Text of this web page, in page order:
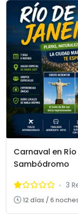
Carnaval en
Sambódromo
3
12 días / 6